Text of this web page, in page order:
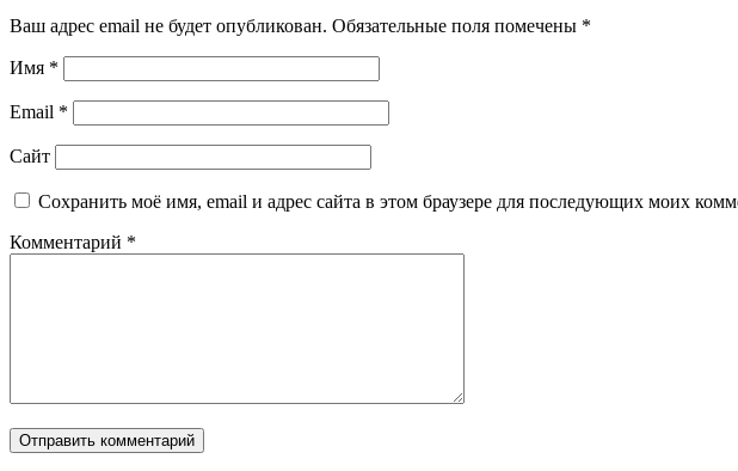
Ваш адрес email не будет опубликован. Обязательные поля помечены *
Имя *
Email *
Сайт
Сохранить моё имя, email и адрес сайта в этом браузере для последующих моих
Комментарий *